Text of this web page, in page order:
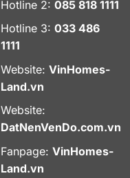
Hotline 2: 085 818 1111
Hotline 3: 033 486
1111
Website: VinHomes-
Land.vn
Website:
DatNenVenDo.com.vn
Fanpage: VinHomes-
Land.vn